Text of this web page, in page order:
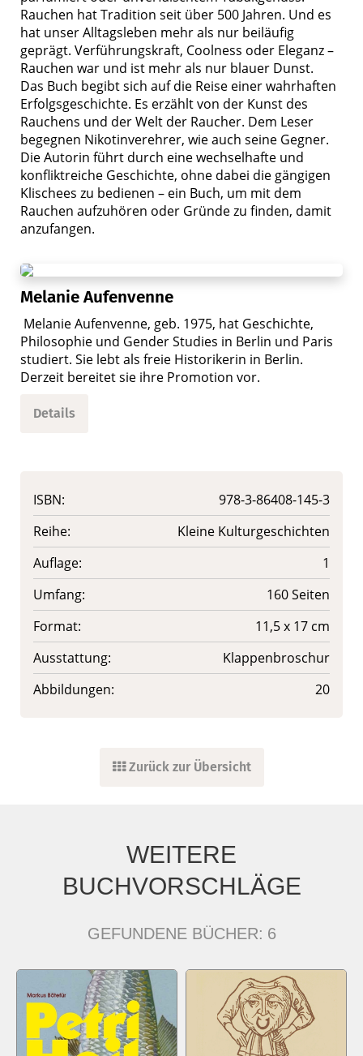
Rauchen hat Tradition seit über 500 Jahren. Und es
hat unser Alltagsleben mehr als nur beiläufig
geprägt. Verführungskraft, Coolness oder Eleganz –
Rauchen war und ist mehr als nur blauer Dunst.
Das Buch begibt sich auf die Reise einer wahrhaften
Erfolgsgeschichte. Es erzählt von der Kunst des
Rauchens und der Welt der Raucher. Dem Leser
begegnen Nikotinverehrer, wie auch seine Gegner.
Die Autorin führt durch eine wechselhafte und
konfliktreiche Geschichte, ohne dabei die gängigen
Klischees zu bedienen – ein Buch, um mit dem
Rauchen aufzuhören oder Gründe zu finden, damit
anzufangen.
Melanie Aufenvenne
Melanie Aufenvenne, geb. 1975, hat Geschichte,
Philosophie und Gender Studies in Berlin und Paris
studiert. Sie lebt als freie Historikerin in Berlin.
Derzeit bereitet sie ihre Promotion vor.
Details
ISBN:
978-3-86408-145-3
Reihe:
Kleine Kulturgeschichten
Auflage:
1
Umfang:
160 Seiten
Format:
11,5 x 17 cm
Ausstattung:
Klappenbroschur
Abbildungen:
20
Zurück zur Übersicht
WEITERE
BUCHVORSCHLÄGE
GEFUNDENE BÜCHER: 6